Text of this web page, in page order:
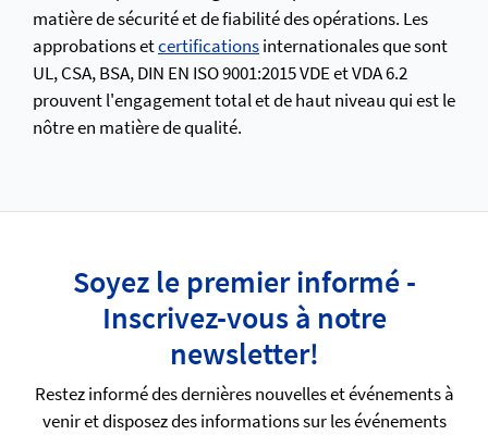
matière de sécurité et de fiabilité des opérations. Les
approbations etcertificationsinternationales que sont
UL, CSA, BSA, DIN EN ISO 9001:2015 VDE et VDA 6.2
prouvent l'engagement total et de haut niveau qui est le
nôtre en matière de qualité.
Soyez le premier informé -
Inscrivez-vous à notre
newsletter!
Restez informé des dernières nouvelles et événements à
venir et disposez des informations sur les événements